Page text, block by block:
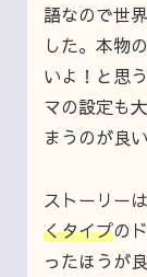
語なので世
した。本物
いよ！と思
マの設定も
まうのが良
ストーリー
くタイプの
ったほうが